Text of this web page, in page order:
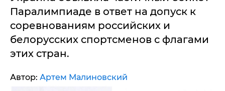
Паралимпиаде в ответ на допуск к
соревнованиям российских и
белорусских спортсменов с флагами
этих стран.
Автор: Артем Малиновский